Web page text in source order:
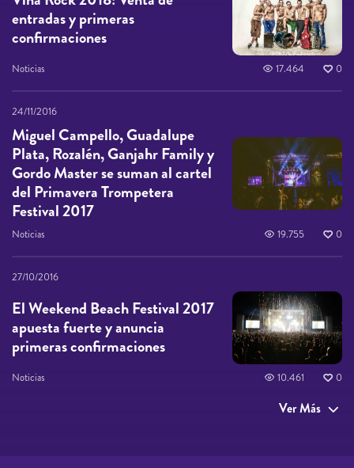
entradas y primeras
confirmaciones
Noticias 17.464 0
24/11/2016
Miguel Campello, Guadalupe
Plata, Rozalén, Ganjahr Family y
Gordo Master se suman al cartel
del Primavera Trompetera
Festival 2017
Noticias 19.755 0
27/10/2016
El Weekend Beach Festival 2017
apuesta fuerte y anuncia
primeras confirmaciones
Noticias 10.461 0
Ver Más